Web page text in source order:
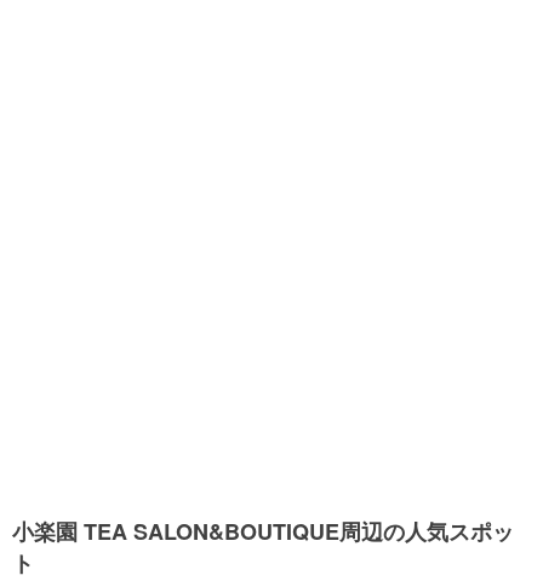
小楽園 TEA SALON&BOUTIQUE周辺の人気スポッ
ト